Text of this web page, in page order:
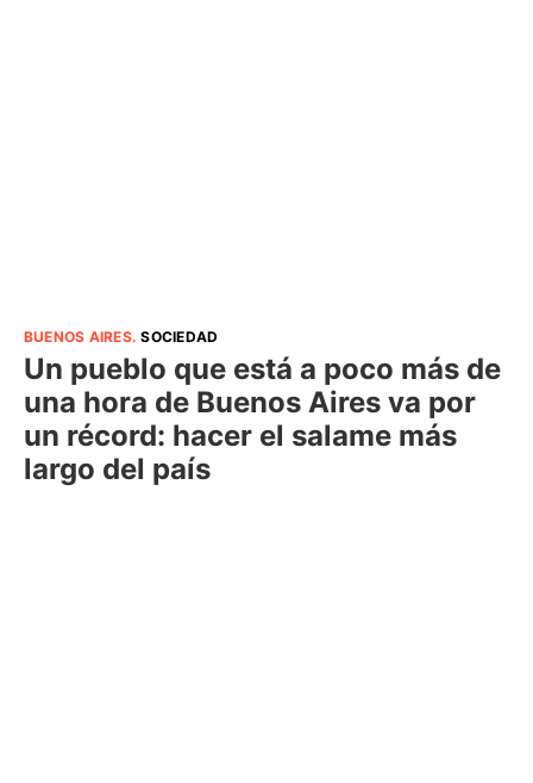
BUENOS AIRES.SOCIEDAD
Un pueblo que está a poco más de
una hora de Buenos Aires va por
un récord: hacer el salame más
largo del país